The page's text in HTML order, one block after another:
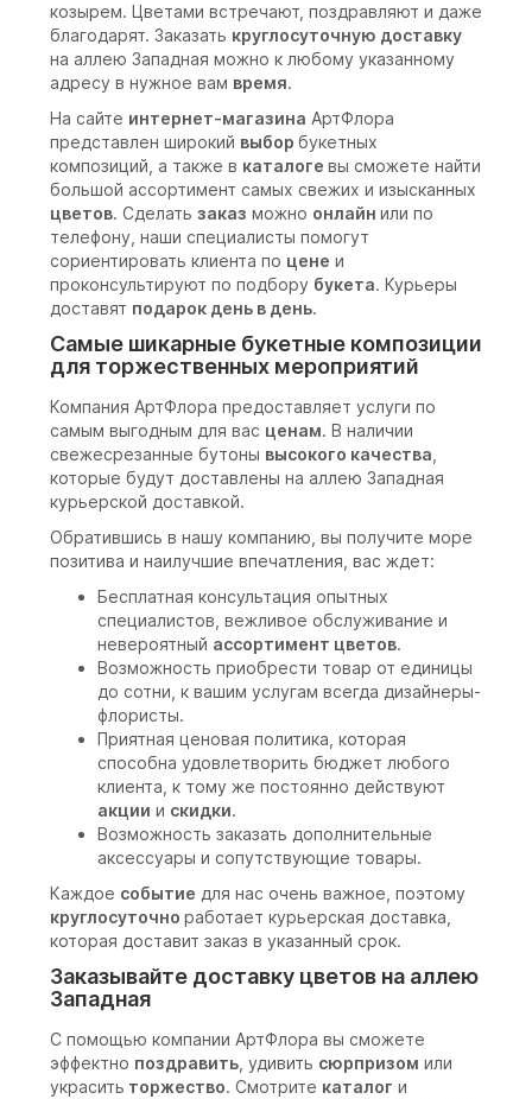
козырем. Цветами встречают, поздравляют и даже
благодарят. Заказать круглосуточную доставку
на аллею Западная можно к любому указанному
адресу в нужное вам время.
На сайте интернет-магазина АртФлора
представлен широкий выбор букетных
композиций, а также в каталоге вы сможете найти
большой ассортимент самых свежих и изысканных
цветов. Сделать заказ можно онлайн или по
телефону, наши специалисты помогут
сориентировать клиента по цене и
проконсультируют по подбору букета. Курьеры
доставят подарок день в день.
Самые шикарные букетные композиции
для торжественных мероприятий
Компания АртФлора предоставляет услуги по
самым выгодным для вас ценам. В наличии
свежесрезанные бутоны высокого качества,
которые будут доставлены на аллею Западная
курьерской доставкой.
Обратившись в нашу компанию, вы получите море
позитива и наилучшие впечатления, вас ждет:
Бесплатная консультация опытных
специалистов, вежливое обслуживание и
невероятный ассортимент цветов.
Возможность приобрести товар от единицы
до сотни, к вашим услугам всегда дизайнеры-
флористы.
Приятная ценовая политика, которая
способна удовлетворить бюджет любого
клиента, к тому же постоянно действуют
акции и скидки.
Возможность заказать дополнительные
аксессуары и сопутствующие товары.
Каждое событие для нас очень важное, поэтому
круглосуточно работает курьерская доставка,
которая доставит заказ в указанный срок.
Заказывайте доставку цветов на аллею
Западная
С помощью компании АртФлора вы сможете
эффектно поздравить, удивить сюрпризом или
украсить торжество. Смотрите каталог и